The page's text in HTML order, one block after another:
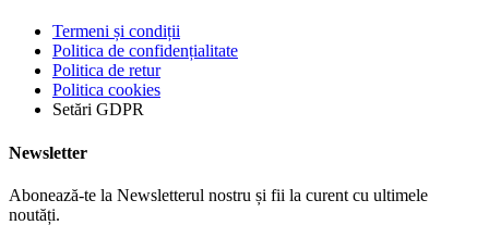
Termeni și condiții
Politica de confidențialitate
Politica de retur
Politica cookies
Setări GDPR
Newsletter
Abonează-te la Newsletterul nostru și fii la curent cu ultimele
noutăți.